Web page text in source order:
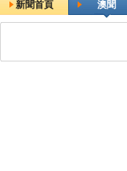
新聞首頁 澳聞